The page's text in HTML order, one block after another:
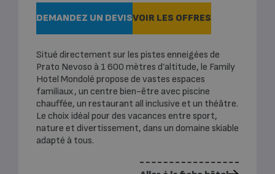
DEMANDEZ UN DEVISVOIR LES OFFRES
Situé directement sur les pistes enneigées de
Prato Nevoso à 1 600 mètres d’altitude, le Family
Hotel Mondolé propose de vastes espaces
familiaux, un centre bien-être avec piscine
chauffée, un restaurant all inclusive et un théâtre.
Le choix idéal pour des vacances entre sport,
nature et divertissement, dans un domaine skiable
adapté à tous.